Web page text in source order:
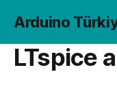
Arduino
LTspice